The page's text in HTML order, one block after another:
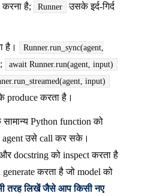
करना है;
Runner
उसके इर्द-गिर्द
है।
Runner.run_sync(agent,
await Runner.run(agent, input)
input)
produce करता है।
Python function को
agent उसे call कर सके।
docstring को inspect करता है
करता है जो model को
तरह लिखें जैसे आप किसी नए